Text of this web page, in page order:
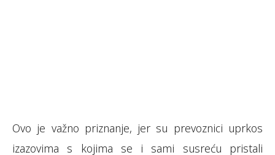
Ovo je važno priznanje, jer su prevoznici uprkos
izazovima s kojima se i sami susreću pristali